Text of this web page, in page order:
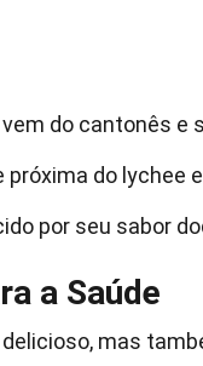
do cantonês e
do lychee
por seu sabor
a Saúde
mas